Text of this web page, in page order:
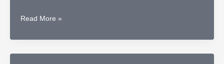
Curso
de
Read More »